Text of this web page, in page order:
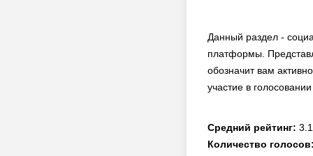
Данный раздел -
платформы.
обозначит вам
участие в
Средний рейтинг: 3.1
Количество